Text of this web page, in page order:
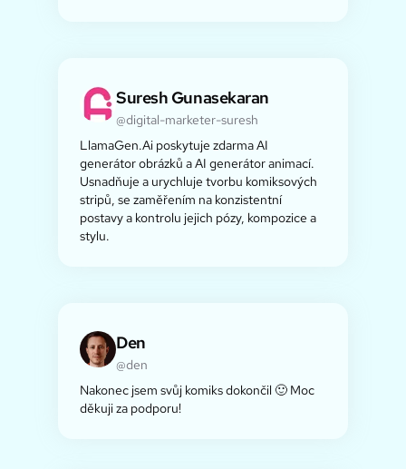
Suresh Gunasekaran
@digital-marketer-suresh
LlamaGen.Ai poskytuje zdarma AI
generátor obrázků a AI generátor animací.
Usnadňuje a urychluje tvorbu komiksových
stripů, se zaměřením na konzistentní
postavy a kontrolu jejich pózy, kompozice a
stylu.
Den
@den
Nakonec jsem svůj komiks dokončil 🙂 Moc
děkuji za podporu!